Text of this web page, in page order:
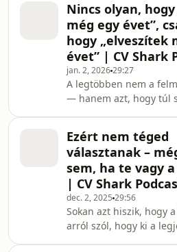
teljesítmény-, hanem
rendszer. Nem az
vagy jó — hanem az,
bizonyíthatóan látszik,
Ezért fordul elő újra és
csöndben dolgozó, rendes
post A rendes,
tragédiája a modern
Nincs olyan,
még egy évet”,
hogy „elveszítek
évet” | CV Shark
jan. 2, 202629:27
A legtöbben nem a
— hanem azt, hogy túl
hangzik, de valójában ez
legdrágább mondat a
Mert minden év, amit
töltesz, opportunity
pénz, elveszített
fejlődés — és közben
piaci értéked. [...] The post Nincs
olyan, hogy „maradok
Ezért nem téged
választanak –
sem, ha te vagy
| CV Shark
dec. 2, 2025 29:56
Sokan azt hiszik, hogy
arról szól, hogy ki a